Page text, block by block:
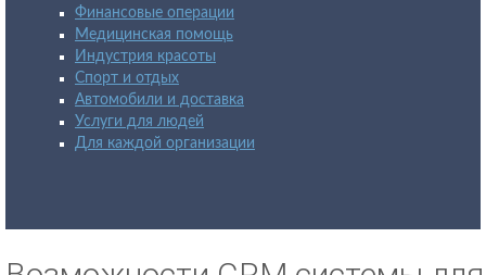
Финансовые операции
Медицинская помощь
Индустрия красоты
Спорт и отдых
Автомобили и доставка
Услуги для людей
Для каждой организации